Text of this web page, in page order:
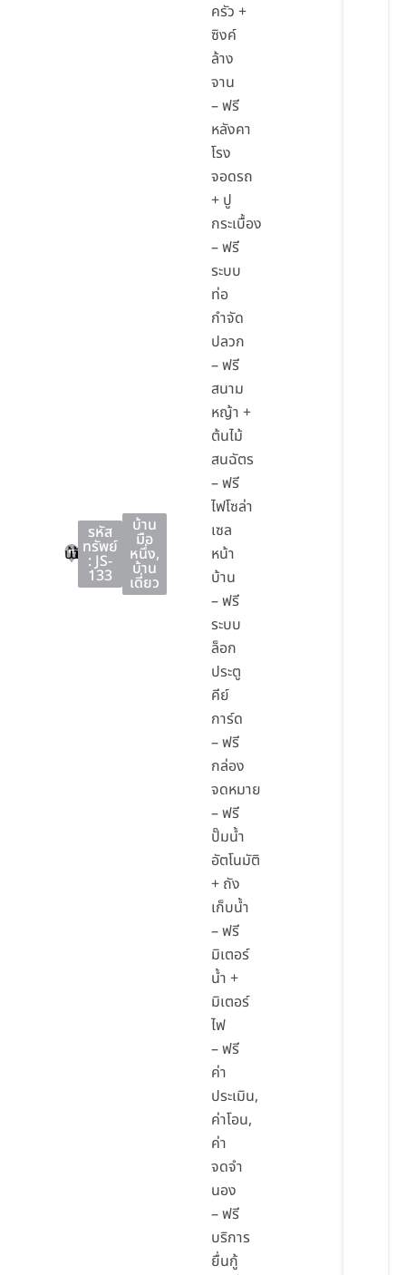
บ้านบึง
บ้านบึง
ชลบุรี
รหัส
ทรัพย์
: JS-
133
บ้าน
มือ
หนึ่ง,
บ้าน
เดี่ยว
ครัว +
ซิงค์
ล้าง
จาน
– ฟรี
หลังคา
โรง
จอดรถ
+ ปู
กระเบื้อง
– ฟรี
ระบบ
ท่อ
กำจัด
ปลวก
– ฟรี
สนาม
หญ้า +
ต้นไม้
สนฉัตร
– ฟรี
ไฟโซล่า
เซล
หน้า
บ้าน
– ฟรี
ระบบ
ล็อก
ประตู
คีย์
การ์ด
– ฟรี
กล่อง
จดหมาย
– ฟรี
ปั๊มน้ำ
อัตโนมัติ
+ ถัง
เก็บน้ำ
– ฟรี
มิเตอร์
น้ำ +
มิเตอร์
ไฟ
– ฟรี
ค่า
ประเมิน,
ค่าโอน,
ค่า
จดจำ
นอง
– ฟรี
บริการ
ยื่นกู้